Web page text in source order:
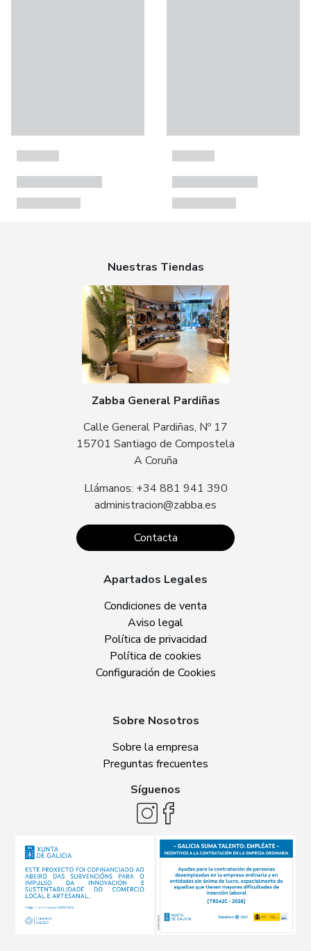
Nuestras Tiendas
Zabba General Pardiñas
Calle General Pardiñas, Nº 17
15701 Santiago de Compostela
A Coruña
Llámanos: +34 881 941 390
administracion@zabba.es
Contacta
Apartados Legales
Condiciones de venta
Aviso legal
Política de privacidad
Política de cookies
Configuración de Cookies
Sobre Nosotros
Sobre la empresa
Preguntas frecuentes
Síguenos